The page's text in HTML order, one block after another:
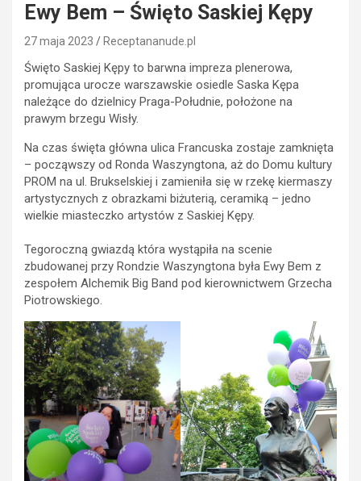
Ewy Bem – Święto Saskiej Kępy
27 maja 2023 Receptananude.pl
Święto Saskiej Kępy to barwna impreza plenerowa,
promująca urocze warszawskie osiedle Saska Kępa
należące do dzielnicy Praga-Południe, położone na
prawym brzegu Wisły.
Na czas święta główna ulica Francuska zostaje zamknięta
– począwszy od Ronda Waszyngtona, aż do Domu kultury
PROM na ul. Brukselskiej i zamieniła się w rzekę kiermaszy
artystycznych z obrazkami biżuterią, ceramiką – jedno
wielkie miasteczko artystów z Saskiej Kępy.
Tegoroczną gwiazdą która wystąpiła na scenie
zbudowanej przy Rondzie Waszyngtona była Ewy Bem z
zespołem Alchemik Big Band pod kierownictwem Grzecha
Piotrowskiego.